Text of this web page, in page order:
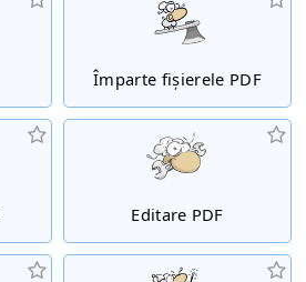
Împarte fișierele PDF
Editare PDF